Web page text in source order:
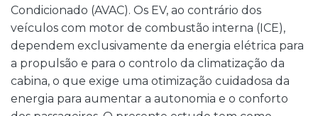
Condicionado (AVAC). Os EV, ao contrário dos
veículos com motor de combustão interna (ICE),
dependem exclusivamente da energia elétrica para
a propulsão e para o controlo da climatização da
cabina, o que exige uma otimização cuidadosa da
energia para aumentar a autonomia e o conforto